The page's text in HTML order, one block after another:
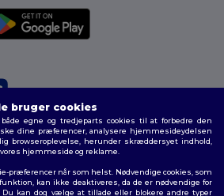
rettigheder forbeholdes
politik|Fortrolighedspolitik|Politik for
bruger cookies
egne og tredjeparts cookies til at forbedre den
dine præferencer, analysere hjemmesideydelsen
browseroplevelse, herunder skræddersyet indhold,
hjemmeside og reklame.
præferencer når som helst. Nødvendige cookies, som
kan ikke deaktiveres, da de er nødvendige for
kan dog vælge at tillade eller blokere andre typer